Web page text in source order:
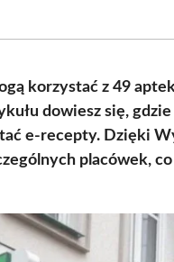
korzystać z 49
dowiesz się,
e-recepty. Dzięki
placówek,